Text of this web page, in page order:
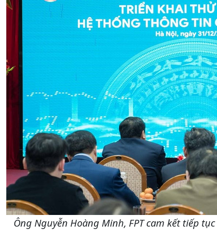
Ông Nguyễn Hoàng Minh, FPT cam kết tiếp